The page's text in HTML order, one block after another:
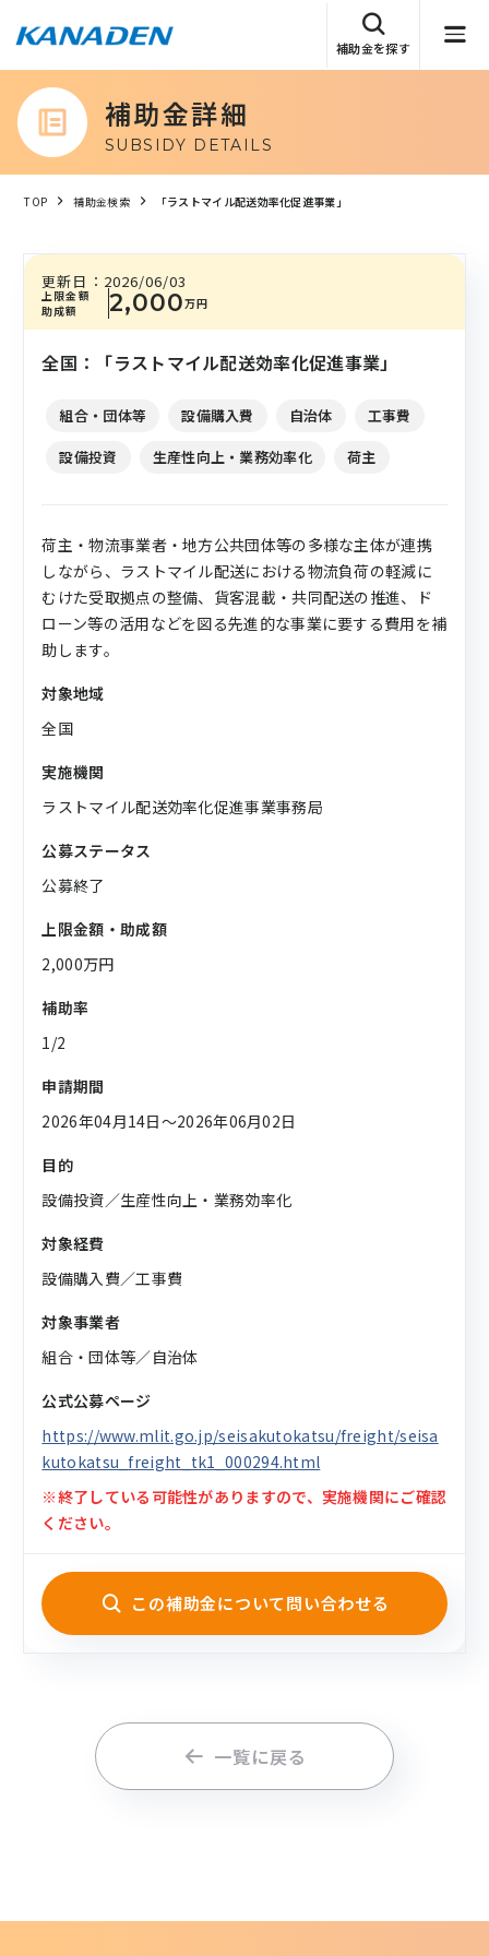
補助金を探す
補助金詳細
SUBSIDY DETAILS
TOP 補助金検索 「ラストマイル配送効率化促進事業」
上限金額
助成額
2,000万円
更新日： 2026/06/03
全国：「ラストマイル配送効率化促進事業」
組合・団体等 設備購入費 自治体
工事費
設備投資
生産性向上・業務効率化 荷主
荷主・物流事業者・地方公共団体等の多様な主体が連携
しながら、ラストマイル配送における物流負荷の軽減に
むけた受取拠点の整備、貨客混載・共同配送の推進、ド
ローン等の活用などを図る先進的な事業に要する費用を補
助します。
対象地域
全国
実施機関
ラストマイル配送効率化促進事業事務局
公募ステータス
公募終了
上限金額・助成額
2,000万円
補助率
1/2
申請期間
2026年04月14日〜2026年06月02日
目的
設備投資／生産性向上・業務効率化
対象経費
設備購入費／工事費
対象事業者
組合・団体等／自治体
公式公募ページ
https://www.mlit.go.jp/seisakutokatsu/freight/seisa
kutokatsu_freight_tk1_000294.html
※終了している可能性がありますので、実施機関にご確認
ください。
この補助金について問い合わせる
一覧に戻る